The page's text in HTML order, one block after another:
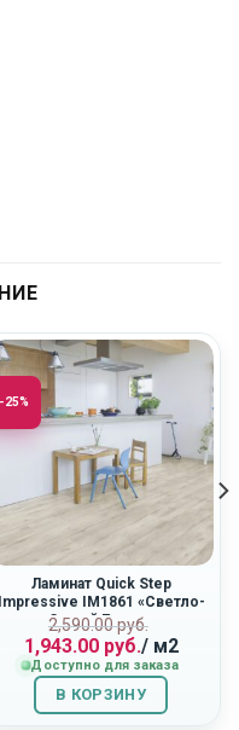
-25%
Ламинат Quick Step
Impressive IM1861 «Светло-
Серый Бетон»
2,590.00руб.
цена
составляла
2,590.00
руб..
1,943.00руб.
Текущая
цена:
1,943.00
руб..
/ м2
Доступно для заказа
В КОРЗИНУ